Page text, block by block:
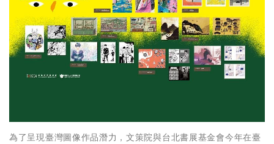
為了呈現臺灣圖像作品潛力，文策院與台北書展基金會今年在臺